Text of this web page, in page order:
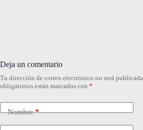
Deja un comentario
Tu dirección de correo electrónico no será publicada.
obligatorios están marcados con *
Nombre*